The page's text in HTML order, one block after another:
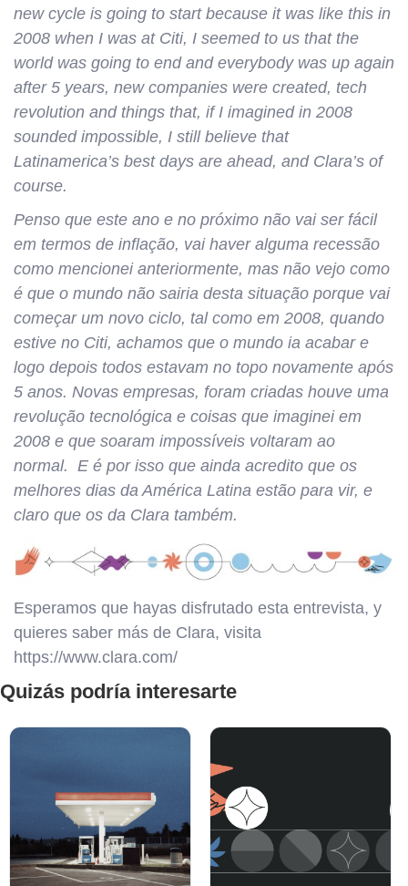
new cycle is going to start because it was like this in
2008 when I was at Citi, I seemed to us that the
world was going to end and everybody was up again
after 5 years, new companies were created, tech
revolution and things that, if I imagined in 2008
sounded impossible, I still believe that
Latinamerica’s best days are ahead, and Clara’s of
course.
Penso que este ano e no próximo não vai ser fácil
em termos de inflação, vai haver alguma recessão
como mencionei anteriormente, mas não vejo como
é que o mundo não sairia desta situação porque vai
começar um novo ciclo, tal como em 2008, quando
estive no Citi, achamos que o mundo ia acabar e
logo depois todos estavam no topo novamente após
5 anos. Novas empresas, foram criadas houve uma
revolução tecnológica e coisas que imaginei em
2008 e que soaram impossíveis voltaram ao
normal. E é por isso que ainda acredito que os
melhores dias da América Latina estão para vir, e
claro que os da Clara também.
Esperamos que hayas disfrutado esta entrevista, y
quieres saber más de Clara, visita
https://www.clara.com/
Quizás podría interesarte